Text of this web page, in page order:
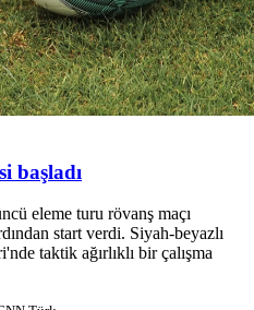
başladı
eleme turu rövanş maçı
start verdi. Siyah-beyazlı
taktik ağırlıklı bir çalışma